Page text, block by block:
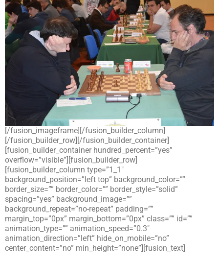
[/fusion_imageframe][/fusion_builder_column]
[/fusion_builder_row][/fusion_builder_container]
[fusion_builder_container hundred_percent=”yes”
overflow=”visible”][fusion_builder_row]
[fusion_builder_column type=”1_1″
background_position=”left top” background_color=””
border_size=”” border_color=”” border_style=”solid”
spacing=”yes” background_image=””
background_repeat=”no-repeat” padding=””
margin_top=”0px” margin_bottom=”0px” class=”” id=””
animation_type=”” animation_speed=”0.3″
animation_direction=”left” hide_on_mobile=”no”
center_content=”no” min_height=”none”][fusion_text]